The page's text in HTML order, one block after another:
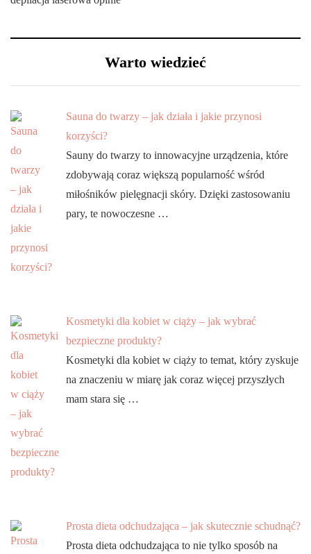
Warto wiedzieć
Sauna do twarzy – jak działa i jakie przynosi
korzyści?
Sauny do twarzy to innowacyjne urządzenia, które
zdobywają coraz większą popularność wśród
miłośników pielęgnacji skóry. Dzięki zastosowaniu
pary, te nowoczesne …
Kosmetyki dla kobiet w ciąży – jak wybrać
bezpieczne produkty?
Kosmetyki dla kobiet w ciąży to temat, który zyskuje
na znaczeniu w miarę jak coraz więcej przyszłych
mam stara się …
Prosta dieta odchudzająca – jak skutecznie schudnąć?
Prosta dieta odchudzająca to nie tylko sposób na